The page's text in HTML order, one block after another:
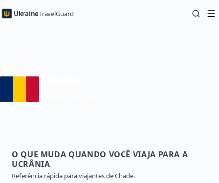
UkraineTravelGuard
O QUE MUDA QUANDO VOCÊ VIAJA PARA A
UCRÂNIA
Referência rápida para viajantes de Chade.